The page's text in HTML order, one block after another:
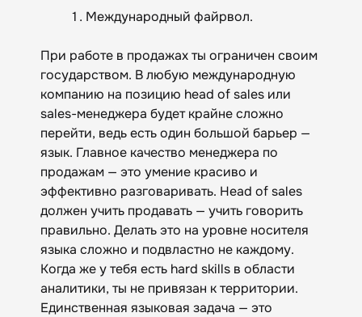
Международный файрвол.
При работе в продажах ты ограничен своим
государством. В любую международную
компанию на позицию head of sales или
sales-менеджера будет крайне сложно
перейти, ведь есть один большой барьер —
язык. Главное качество менеджера по
продажам — это умение красиво и
эффективно разговаривать. Head of sales
должен учить продавать — учить говорить
правильно. Делать это на уровне носителя
языка сложно и подвластно не каждому.
Когда же у тебя есть hard skills в области
аналитики, ты не привязан к территории.
Единственная языковая задача — это